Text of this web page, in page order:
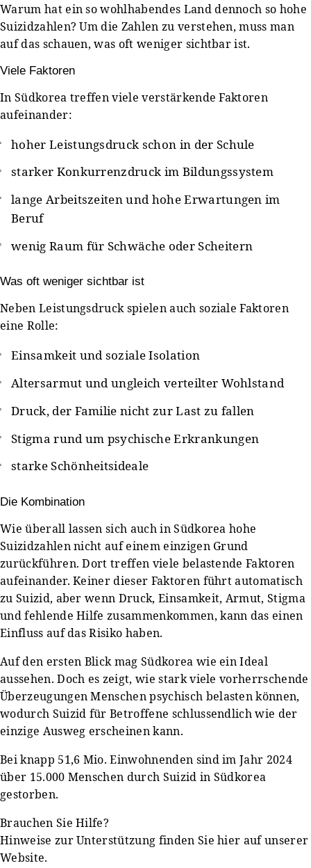
Warum hat ein so wohlhabendes Land dennoch so hohe
Suizidzahlen? Um die Zahlen zu verstehen, muss man
auf das schauen, was oft weniger sichtbar ist.
Viele Faktoren
In Südkorea treffen viele verstärkende Faktoren
aufeinander:
hoher Leistungsdruck schon in der Schule
starker Konkurrenzdruck im Bildungssystem
lange Arbeitszeiten und hohe Erwartungen im
Beruf
wenig Raum für Schwäche oder Scheitern
Was oft weniger sichtbar ist
Neben Leistungsdruck spielen auch soziale Faktoren
eine Rolle:
Einsamkeit und soziale Isolation
Altersarmut und ungleich verteilter Wohlstand
Druck, der Familie nicht zur Last zu fallen
Stigma rund um psychische Erkrankungen
starke Schönheitsideale
Die Kombination
Wie überall lassen sich auch in Südkorea hohe
Suizidzahlen nicht auf einem einzigen Grund
zurückführen. Dort treffen viele belastende Faktoren
aufeinander. Keiner dieser Faktoren führt automatisch
zu Suizid, aber wenn Druck, Einsamkeit, Armut, Stigma
und fehlende Hilfe zusammenkommen, kann das einen
Einfluss auf das Risiko haben.
Auf den ersten Blick mag Südkorea wie ein Ideal
aussehen. Doch es zeigt, wie stark viele vorherrschende
Überzeugungen Menschen psychisch belasten können,
wodurch Suizid für Betroffene schlussendlich wie der
einzige Ausweg erscheinen kann.
Bei knapp 51,6 Mio. Einwohnenden sind im Jahr 2024
über 15.000 Menschen durch Suizid in Südkorea
gestorben.
Brauchen Sie Hilfe?
Hinweise zur Unterstützung finden Sie hier auf unserer
Website.